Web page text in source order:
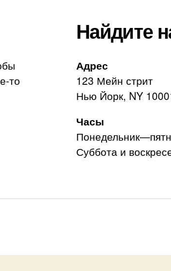
то
Найдите
Адрес
123 Мейн стрит
Нью Йорк, NY
Часы
Суббота и